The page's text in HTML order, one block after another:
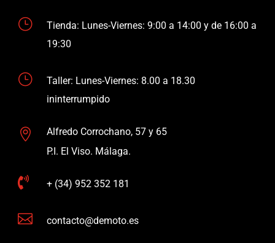
}
Tienda: Lunes-Viernes: 9:00 a 14:00 y de 16:00 a
19:30
}
Taller: Lunes-Viernes: 8.00 a 18.30
ininterrumpido

Alfredo Corrochano, 57 y 65
P.I. El Viso. Málaga.
 + (34) 952 352 181
 contacto@demoto.es